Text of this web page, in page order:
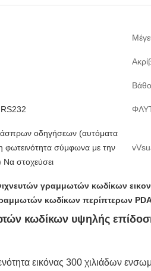
οδηγήσεων (αυτόματα
φωτεινότητα σύμφωνα με την
στοχεύσει
γραμμωτών κωδίκων
κωδίκων περίπτερων
κωδίκων υψηλής
εικόνας 300 χιλιάδων